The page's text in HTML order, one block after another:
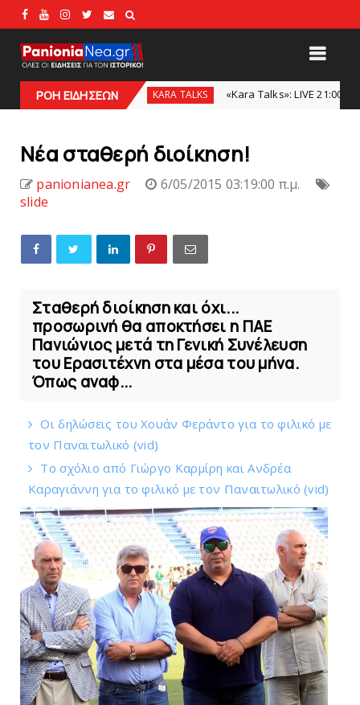
ΡΟΗ ΕΙΔΗΣΕΩΝ
(video) KARA TALKS «Kara Talks»: LIVE 21:00 slide
Νέα σταθερή διοίκηση!
panionianea.gr
6/05/2015 03:19:00 π.μ.
slide
Σταθερή διοίκηση και όχι...
προσωρινή θα αποκτήσει η ΠΑΕ
Πανιώνιος μετά τη Γενική Συνέλευση
του Ερασιτέχνη στα μέσα του μήνα.
Όπως αναφ...
Οι δηλώσεις του Χουάν Φεράντο για το φιλικό με
τoν Παναιτωλικό (vid)
Το σχόλιο από Γιώργο Καρμίρη και Ανδρέα
Καραγιάννη για το φιλικό με τoν Παναιτωλικό (vid)